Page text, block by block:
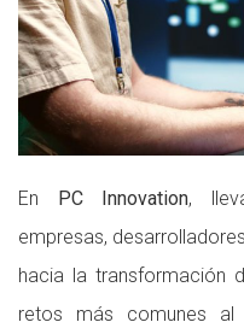
En PC Innovation,
empresas,
hacia la transformación
retos más comunes